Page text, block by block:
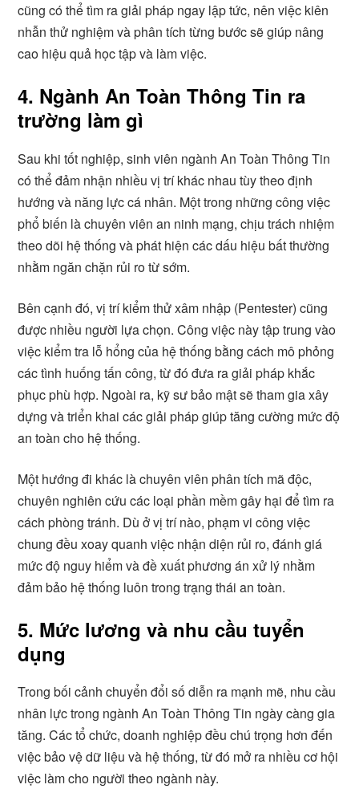
cũng có thể tìm ra giải pháp ngay lập tức, nên việc kiên
nhẫn thử nghiệm và phân tích từng bước sẽ giúp nâng
cao hiệu quả học tập và làm việc.
4. Ngành An Toàn Thông Tin ra
trường làm gì
Sau khi tốt nghiệp, sinh viên ngành An Toàn Thông Tin
có thể đảm nhận nhiều vị trí khác nhau tùy theo định
hướng và năng lực cá nhân. Một trong những công việc
phổ biến là chuyên viên an ninh mạng, chịu trách nhiệm
theo dõi hệ thống và phát hiện các dấu hiệu bất thường
nhằm ngăn chặn rủi ro từ sớm.
Bên cạnh đó, vị trí kiểm thử xâm nhập (Pentester) cũng
được nhiều người lựa chọn. Công việc này tập trung vào
việc kiểm tra lỗ hổng của hệ thống bằng cách mô phỏng
các tình huống tấn công, từ đó đưa ra giải pháp khắc
phục phù hợp. Ngoài ra, kỹ sư bảo mật sẽ tham gia xây
dựng và triển khai các giải pháp giúp tăng cường mức độ
an toàn cho hệ thống.
Một hướng đi khác là chuyên viên phân tích mã độc,
chuyên nghiên cứu các loại phần mềm gây hại để tìm ra
cách phòng tránh. Dù ở vị trí nào, phạm vi công việc
chung đều xoay quanh việc nhận diện rủi ro, đánh giá
mức độ nguy hiểm và đề xuất phương án xử lý nhằm
đảm bảo hệ thống luôn trong trạng thái an toàn.
5. Mức lương và nhu cầu tuyển
dụng
Trong bối cảnh chuyển đổi số diễn ra mạnh mẽ, nhu cầu
nhân lực trong ngành An Toàn Thông Tin ngày càng gia
tăng. Các tổ chức, doanh nghiệp đều chú trọng hơn đến
việc bảo vệ dữ liệu và hệ thống, từ đó mở ra nhiều cơ hội
việc làm cho người theo ngành này.